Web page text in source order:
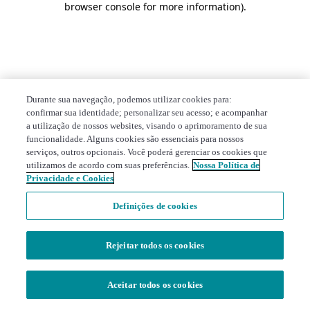
browser console for more information).
Durante sua navegação, podemos utilizar cookies para:
confirmar sua identidade; personalizar seu acesso; e acompanhar
a utilização de nossos websites, visando o aprimoramento de sua
funcionalidade. Alguns cookies são essenciais para nossos
serviços, outros opcionais. Você poderá gerenciar os cookies que
utilizamos de acordo com suas preferências. Nossa Política de
Privacidade e Cookies
Definições de cookies
Rejeitar todos os cookies
Aceitar todos os cookies